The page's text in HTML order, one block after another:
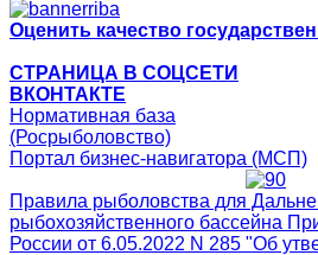
Оценить качество
СТРАНИЦА В СОЦСЕТИ
ВКОНТАКТЕ
Нормативная база
(Росрыболовство)
Портал бизнес-навигатора (МСП)
Правила рыболовства для
рыбохозяйственного бассейна
России от 6.05.2022 N 285 "Об